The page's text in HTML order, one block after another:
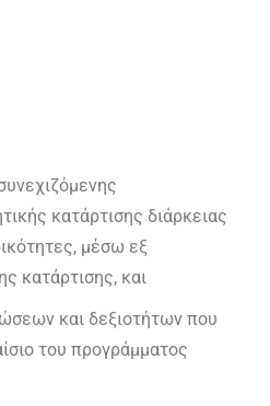
κατάρτισης διάρκειας
μέσω εξ
κατάρτισης, και
και δεξιοτήτων που
του προγράμματος